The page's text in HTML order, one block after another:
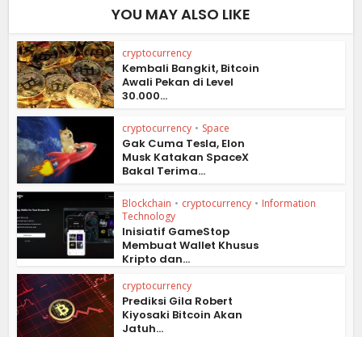
YOU MAY ALSO LIKE
cryptocurrency
Kembali Bangkit, Bitcoin
Awali Pekan di Level
30.000...
cryptocurrency • Space
Gak Cuma Tesla, Elon
Musk Katakan SpaceX
Bakal Terima...
Blockchain • cryptocurrency • Information
Technology
Inisiatif GameStop
Membuat Wallet Khusus
Kripto dan...
cryptocurrency
Prediksi Gila Robert
Kiyosaki Bitcoin Akan
Jatuh...